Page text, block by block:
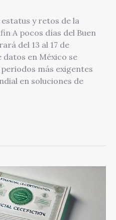
y retos de la
A pocos días del Buen
del 13 al 17 de
en México se
más exigentes
en soluciones de